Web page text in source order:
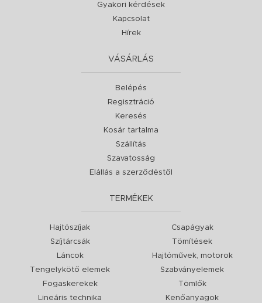
Gyakori kérdések
Kapcsolat
Hírek
VÁSÁRLÁS
Belépés
Regisztráció
Keresés
Kosár tartalma
Szállítás
Szavatosság
Elállás a szerződéstől
TERMÉKEK
Hajtószíjak
Szíjtárcsák
Láncok
Tengelykötő elemek
Fogaskerekek
Lineáris technika
Csapágyak
Tömítések
Hajtóművek, motorok
Szabványelemek
Tömlők
Kenőanyagok